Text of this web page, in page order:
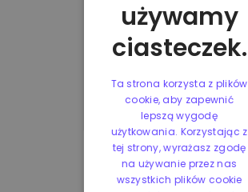
używamy
ciasteczek.
Ta strona korzysta z plików
cookie, aby zapewnić
lepszą wygodę
użytkowania. Korzystając z
tej strony, wyrażasz zgodę
na używanie przez nas
wszystkich plików cookie